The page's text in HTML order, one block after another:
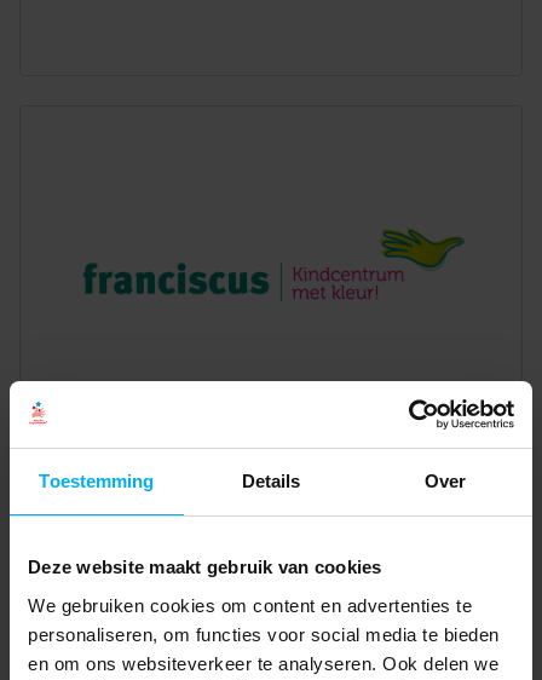
Toestemming Details Over
Deze website maakt gebruik van cookies
We gebruiken cookies om content en advertenties te
personaliseren, om functies voor social media te bieden
en om ons websiteverkeer te analyseren. Ook delen we